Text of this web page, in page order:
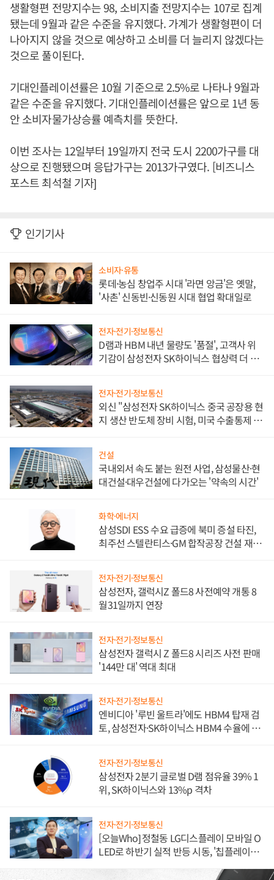
생활형편 전망지수는 98, 소비지출 전망지수는 107로 집계
됐는데 9월과 같은 수준을 유지했다. 가계가 생활형편이 더
나아지지 않을 것으로 예상하고 소비를 더 늘리지 않겠다는
것으로 풀이된다.
기대인플레이션률은 10월 기준으로 2.5%로 나타나 9월과
같은 수준을 유지했다. 기대인플레이션률은 앞으로 1년 동
안 소비자물가상승률 예측치를 뜻한다.
이번 조사는 12일부터 19일까지 전국 도시 2200가구를 대
상으로 진행됐으며 응답가구는 2013가구였다. [비즈니스
포스트 최석철 기자]
인기기사
소비자·유통
롯데·농심 창업주 시대 '라면 앙금'은 옛말,
'사촌' 신동빈·신동원 시대 협업 확대일로
전자·전기·정보통신
D램과 HBM 내년 물량도 '품절', 고객사 위
기감이 삼성전자 SK하이닉스 협상력 더 키
전자·전기·정보통신
외신 "삼성전자 SK하이닉스 중국 공장용 현
지 생산 반도체 장비 시험, 미국 수출통제 대
건설
국내외서 속도 붙는 원전 사업, 삼성물산·현
대건설·대우건설에 다가오는 '약속의 시간'
화학·에너지
삼성SDI ESS 수요 급증에 북미 증설 타진,
최주선 스텔란티스·GM 합작공장 건설 재추
전자·전기·정보통신
삼성전자, 갤럭시Z 폴드8 사전예약 개통 8
월31일까지 연장
전자·전기·정보통신
삼성전자 갤럭시 Z 폴드8 시리즈 사전 판매
'144만 대' 역대 최대
전자·전기·정보통신
엔비디아 '루빈 울트라'에도 HBM4 탑재 검
토, 삼성전자·SK하이닉스 HBM4 수율에 주
전자·전기·정보통신
삼성전자 2분기 글로벌 D램 점유율 39% 1
위, SK하이닉스와 13%p 격차
전자·전기·정보통신
[오늘Who] 정철동 LG디스플레이 모바일 O
LED로 하반기 실적 반등 시동, '칩플레이